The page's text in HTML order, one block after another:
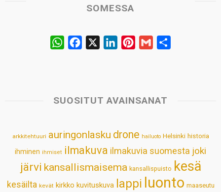
SOMESSA
W
s
p
b
k
e
n
e
s
t
l
SUOSITUT AVAINSANAT
arkkitehtuuri auringonlasku drone hailuoto Helsinki historia
ihminen ihmiset ilmakuva ilmakuvia suomesta joki
järvi kansallismaisema kansallispuisto kesä
kesäilta kevät kirkko kuvituskuva lappi luonto maaseutu